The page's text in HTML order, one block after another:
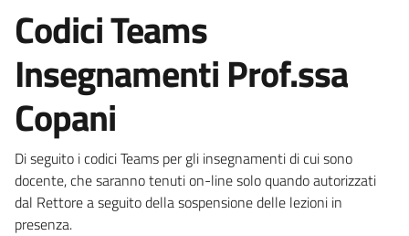
Codici Teams
Insegnamenti Prof.ssa
Copani
Di seguito i codici Teams per gli insegnamenti di cui sono
docente, che saranno tenuti on-line solo quando autorizzati
dal Rettore a seguito della sospensione delle lezioni in
presenza.